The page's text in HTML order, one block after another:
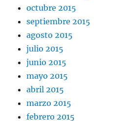
octubre 2015
septiembre 2015
agosto 2015
julio 2015
junio 2015
mayo 2015
abril 2015
marzo 2015
febrero 2015